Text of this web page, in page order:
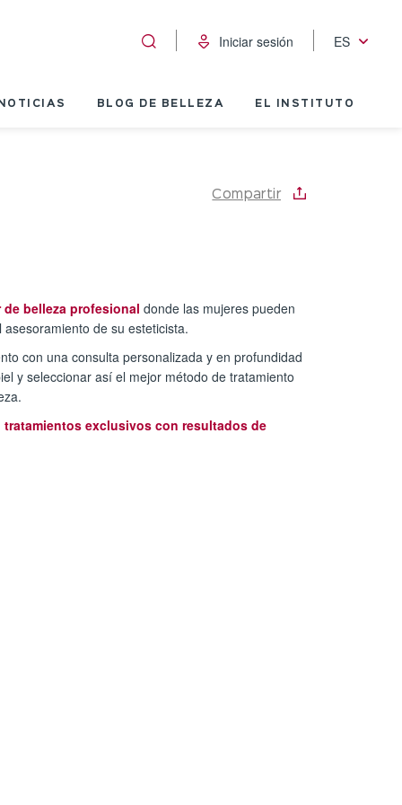
Iniciar sesión ES
BLOG DE BELLEZA EL INSTITUTO
Compartir
belleza profesional donde las mujeres pueden
de su esteticista.
con una consulta personalizada y en profundidad
y seleccionar así el mejor método de tratamiento
exclusivos con resultados de